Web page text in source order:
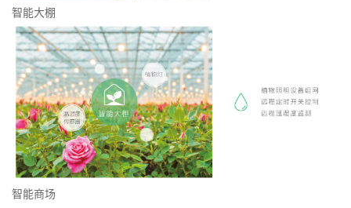
智能大棚
智能商场